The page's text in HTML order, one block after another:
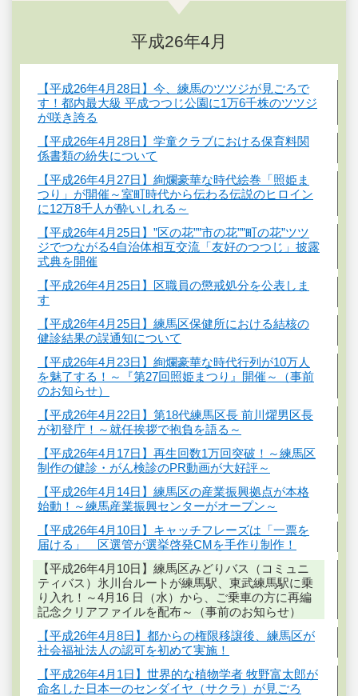
平成26年4月
【平成26年4月28日】今、練馬のツツジが見ごろで
す！都内最大級 平成つつじ公園に1万6千株のツツジ
が咲き誇る
【平成26年4月28日】学童クラブにおける保育料関
係書類の紛失について
【平成26年4月27日】絢爛豪華な時代絵巻「照姫ま
つり」が開催～室町時代から伝わる伝説のヒロイン
に12万8千人が酔いしれる～
【平成26年4月25日】”区の花””市の花””町の花”ツツ
ジでつながる4自治体相互交流「友好のつつじ」披露
式典を開催
【平成26年4月25日】区職員の懲戒処分を公表しま
す
【平成26年4月25日】練馬区保健所における結核の
健診結果の誤通知について
【平成26年4月23日】絢爛豪華な時代行列が10万人
を魅了する！～『第27回照姫まつり』開催～（事前
のお知らせ）
【平成26年4月22日】第18代練馬区長 前川燿男区長
が初登庁！～就任挨拶で抱負を語る～
【平成26年4月17日】再生回数1万回突破！～練馬区
制作の健診・がん検診のPR動画が大好評～
【平成26年4月14日】練馬区の産業振興拠点が本格
始動！～練馬産業振興センターがオープン～
【平成26年4月10日】キャッチフレーズは「一票を
届ける」 区選管が選挙啓発CMを手作り制作！
【平成26年4月10日】練馬区みどりバス（コミュニ
ティバス）氷川台ルートが練馬駅、東武練馬駅に乗
り入れ！～4月16 日（水）から、ご乗車の方に再編
記念クリアファイルを配布～（事前のお知らせ）
【平成26年4月8日】都からの権限移譲後、練馬区が
社会福祉法人の認可を初めて実施！
【平成26年4月1日】世界的な植物学者 牧野富太郎が
命名した日本一のセンダイヤ（サクラ）が見ごろ